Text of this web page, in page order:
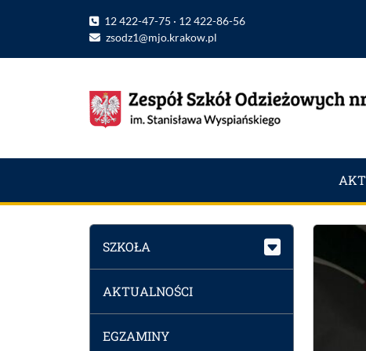
12 422-47-75 · 12 422-86-56
zsodz1@mjo.krakow.pl
SZKOŁA
AKTUALNOŚCI
EGZAMINY